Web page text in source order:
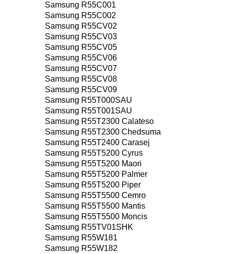
Samsung R55C001
Samsung R55C002
Samsung R55CV02
Samsung R55CV03
Samsung R55CV05
Samsung R55CV06
Samsung R55CV07
Samsung R55CV08
Samsung R55CV09
Samsung R55T000SAU
Samsung R55T001SAU
Samsung R55T2300 Calateso
Samsung R55T2300 Chedsuma
Samsung R55T2400 Carasej
Samsung R55T5200 Cyrus
Samsung R55T5200 Maori
Samsung R55T5200 Palmer
Samsung R55T5200 Piper
Samsung R55T5500 Cemro
Samsung R55T5500 Mantis
Samsung R55T5500 Moncis
Samsung R55TV01SHK
Samsung R55W181
Samsung R55W182